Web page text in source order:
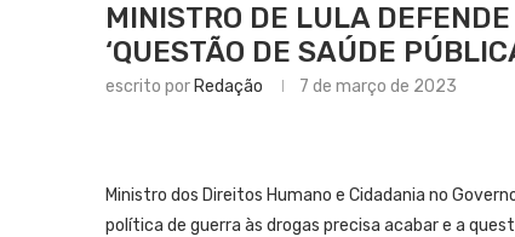
MINISTRO DE LULA
‘QUESTÃO DE SAÚDE
escrito por Redação 7 de março de 2023
Ministro dos Direitos Humano e Cidadania no
política de guerra às drogas precisa acabar e a